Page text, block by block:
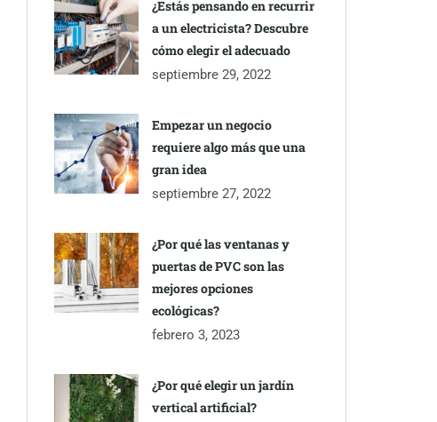
¿Estás pensando en recurrir
a un electricista? Descubre
cómo elegir el adecuado
septiembre 29, 2022
Empezar un negocio
requiere algo más que una
gran idea
septiembre 27, 2022
¿Por qué las ventanas y
puertas de PVC son las
mejores opciones
ecológicas?
febrero 3, 2023
¿Por qué elegir un jardín
vertical artificial?